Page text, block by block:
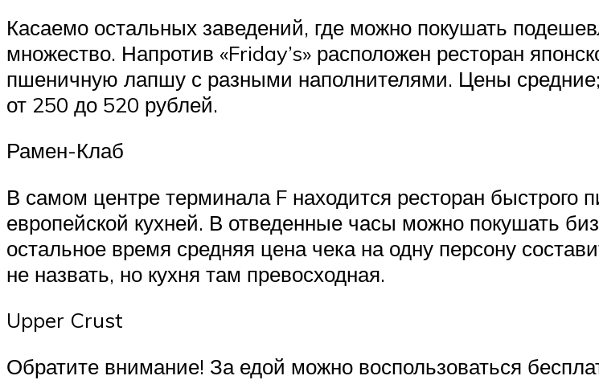
Касаемо остальных заведений, где можно покушать
множество. Напротив «Friday’s» расположен ресторан
пшеничную лапшу с разными наполнителями. Цены
от 250 до 520 рублей.
Рамен-Клаб
В самом центре терминала F находится ресторан быстрого
европейской кухней. В отведенные часы можно покушать
остальное время средняя цена чека на одну персону
не назвать, но кухня там превосходная.
Upper Crust
Обратите внимание! За едой можно воспользоваться